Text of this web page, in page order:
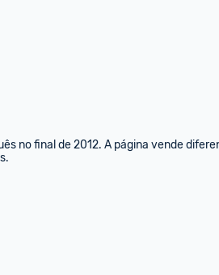
no final de 2012. A página vende